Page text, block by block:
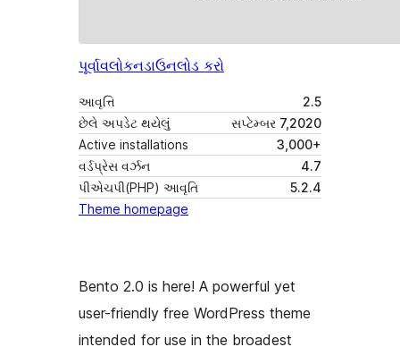
પૂર્વાવલોકનડાઉનલોડ કરો
આવૃત્તિ
2.5
છેલે અપડેટ થયેલું
સપ્ટેમ્બર 7,2020
Active installations
3,000+
વર્ડપ્રેસ વર્ઝન
4.7
પીએચપી(PHP) આવૃતિ
5.2.4
Theme homepage
Bento 2.0 is here! A powerful yet
user-friendly free WordPress theme
intended for use in the broadest